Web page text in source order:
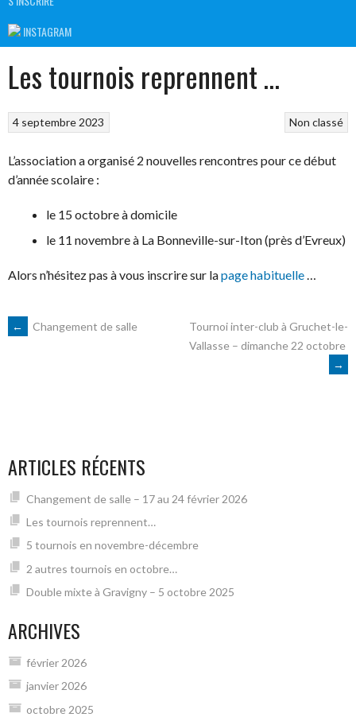
INSTAGRAM
Les tournois reprennent …
Non classé
4 septembre 2023
L’association a organisé 2 nouvelles rencontres pour ce début
d’année scolaire :
le 15 octobre à domicile
le 11 novembre à La Bonneville-sur-Iton (près d’Evreux)
Alors n’hésitez pas à vous inscrire sur lapage habituelle…
NAVIGATION
← Changement de salle
Tournoi inter-club à Gruchet-le-
Vallasse – dimanche 22 octobre
→
ARTICLES RÉCENTS
Changement de salle – 17 au 24 février 2026
Les tournois reprennent…
5 tournois en novembre-décembre
2 autres tournois en octobre…
Double mixte à Gravigny – 5 octobre 2025
ARCHIVES
février 2026
janvier 2026
octobre 2025